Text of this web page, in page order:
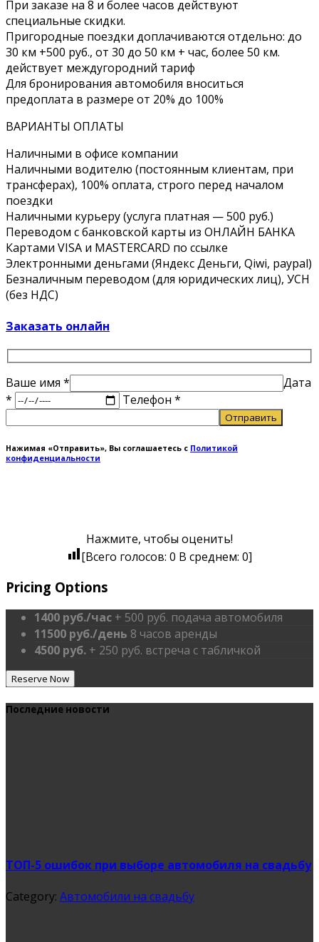
При заказе на 8 и более часов действуют
специальные скидки.
Пригородные поездки доплачиваются отдельно: до
30 км +500 руб., от 30 до 50 км + час, более 50 км.
действует междугородний тариф
Для бронирования автомобиля вноситься
предоплата в размере от 20% до 100%
ВАРИАНТЫ ОПЛАТЫ
Наличными в офисе компании
Наличными водителю (постоянным клиентам, при
трансферах), 100% оплата, строго перед началом
поездки
Наличными курьеру (услуга платная — 500 руб.)
Переводом с банковской карты из ОНЛАЙН БАНКА
Картами VISA и MASTERCARD по ссылке
Электронными деньгами (Яндекс Деньги, Qiwi, paypal)
Безналичным переводом (для юридических лиц), УСН
(без НДС)
Заказать онлайн
Ваше имя *
Дата
*
Телефон *
Нажимая «Отправить», Вы соглашаетесь с Политикой
конфиденциальности
Нажмите, чтобы оценить!
[Всего голосов: 0 В среднем: 0]
Pricing Options
1400 руб./час + 500 руб. подача автомобиля
11500 руб./день 8 часов аренды
4500 руб. + 250 руб. встреча с табличкой
Reserve Now
Последние новости
ТОП-5 ошибок при выборе автомобиля на свадьбу
Category: Автомобили на свадьбу